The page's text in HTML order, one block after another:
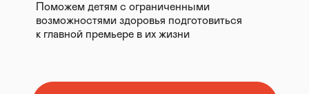
Поможем детям с ограниченными
возможностями здоровья подготовиться
к главной премьере в их жизни